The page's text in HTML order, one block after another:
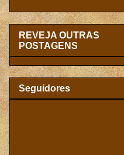
REVEJA OUTRAS
POSTAGENS
Seguidores